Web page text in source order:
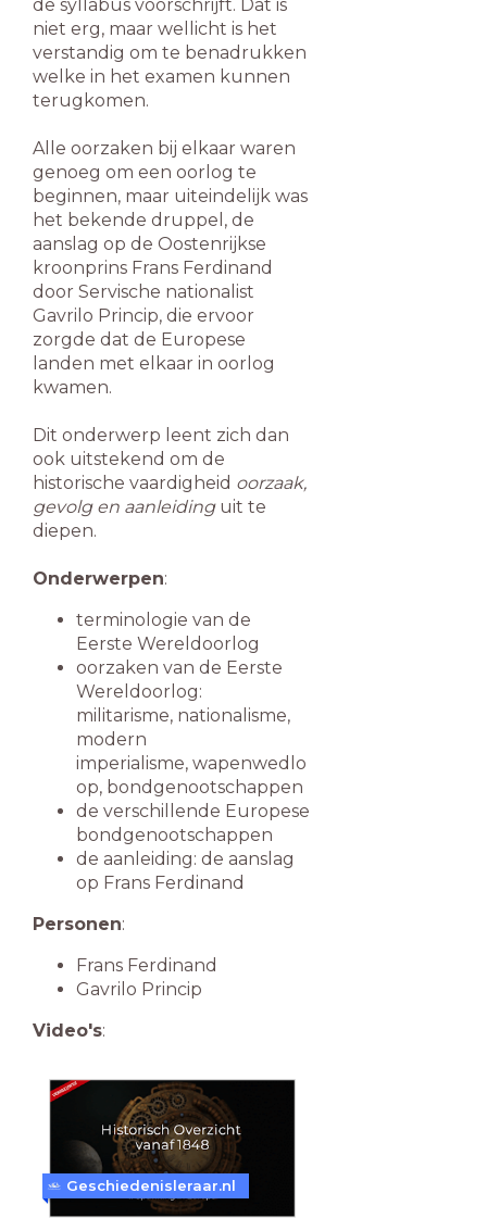
de syllabus voorschrijft. Dat is
niet erg, maar wellicht is het
verstandig om te benadrukken
welke in het examen kunnen
terugkomen.
Alle oorzaken bij elkaar waren
genoeg om een oorlog te
beginnen, maar uiteindelijk was
het bekende druppel, de
aanslag op de Oostenrijkse
kroonprins Frans Ferdinand
door Servische nationalist
Gavrilo Princip, die ervoor
zorgde dat de Europese
landen met elkaar in oorlog
kwamen.
Dit onderwerp leent zich dan
ook uitstekend om de
historische vaardigheid oorzaak,
gevolg en aanleidinguit te
diepen.
Onderwerpen:
terminologie van de
Eerste Wereldoorlog
oorzaken van de Eerste
Wereldoorlog:
militarisme, nationalisme,
modern
imperialisme, wapenwedlo
op, bondgenootschappen
de verschillende Europese
bondgenootschappen
de aanleiding: de aanslag
op Frans Ferdinand
Personen:
Frans Ferdinand
Gavrilo Princip
Video's:
Geschiedenisleraar.nl